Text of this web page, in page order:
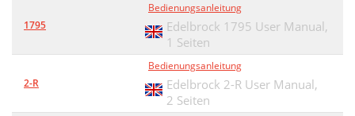
1795
Bedienungsanleitung
Edelbrock 1795 User Manual,
1 Seiten
2-R
Bedienungsanleitung
Edelbrock 2-R User Manual,
2 Seiten